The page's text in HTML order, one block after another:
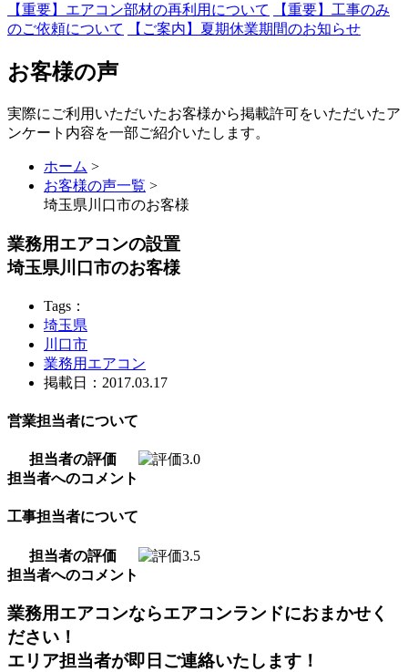
【重要】エアコン部材の再利用について
【重要】工事のみ
のご依頼について
【ご案内】夏期休業期間のお知らせ
お客様の声
実際にご利用いただいたお客様から掲載許可をいただいたア
ンケート内容を一部ご紹介いたします。
ホーム >
お客様の声一覧 >
埼玉県川口市のお客様
業務用エアコンの設置
埼玉県川口市のお客様
Tags：
埼玉県
川口市
業務用エアコン
掲載日：2017.03.17
営業担当者について
担当者の評価
担当者へのコメント
工事担当者について
担当者の評価
担当者へのコメント
業務用エアコンならエアコンランドにおまかせく
ださい！
エリア担当者が即日ご連絡いたします！